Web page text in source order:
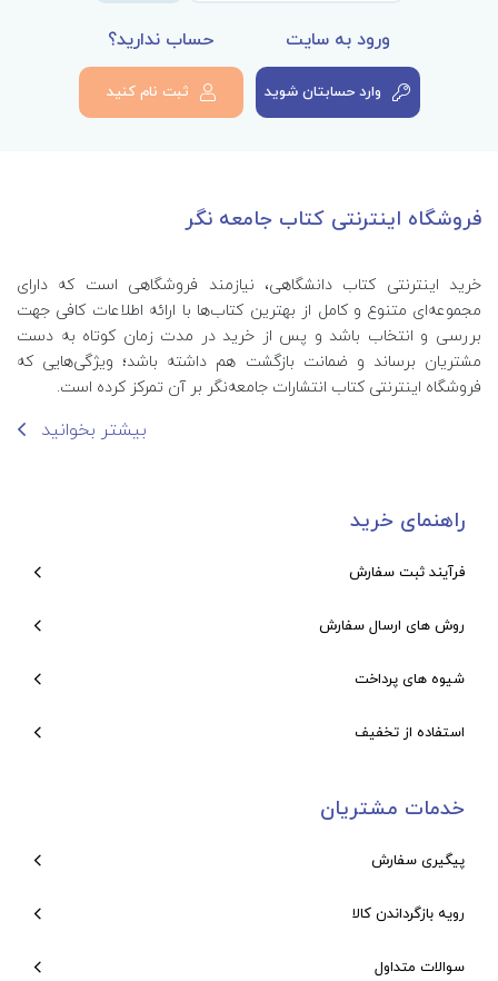
ورود به سایت
وارد حسابتان شوید
حساب ندارید؟
ثبت نام کنید
فروشگاه اینترنتی کتاب جامعه نگر
خرید اینترنتی کتاب‌ دانشگاهی، نیازمند فروشگاهی است که دارای
مجموعه‌ای متنوع و کامل از بهترین کتاب‌ها با ارائه اطلاعات کافی جهت
بررسی و انتخاب باشد و پس از خرید در مدت زمان کوتاه به دست
مشتریان برساند و ضمانت بازگشت هم داشته باشد؛ ویژگی‌هایی که
فروشگاه اینترنتی کتاب انتشارات جامعه‌نگر بر آن تمرکز کرده است.
بیشتر بخوانید
راهنمای خرید
فرآیند ثبت سفارش
روش های ارسال سفارش
شیوه های پرداخت
استفاده از تخفیف
خدمات مشتریان
پیگیری سفارش
رویه بازگرداندن کالا
سوالات متداول